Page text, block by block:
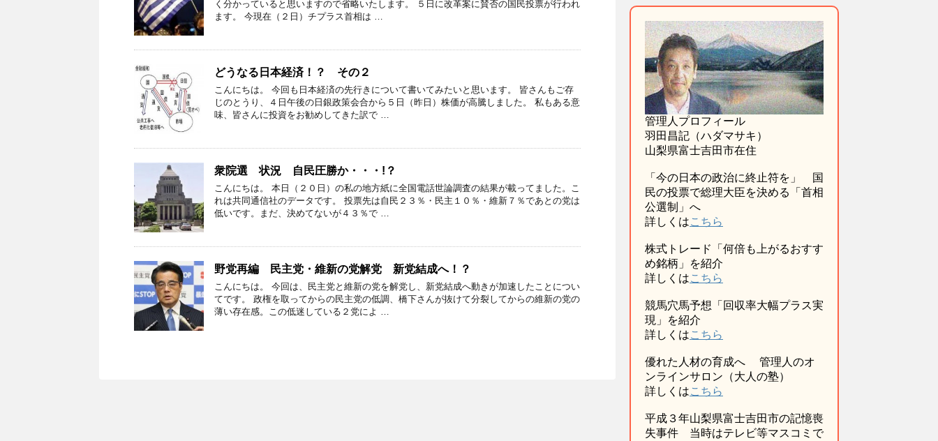
く分かっていると思いますので省略いたします。 ５日に改革案に賛否の国民投票が行われ
ます。 今現在（２日）チプラス首相は …
どうなる日本経済！？ その２
こんにちは。 今回も日本経済の先行きについて書いてみたいと思います。 皆さんもご存
じのとうり、４日午後の日銀政策会合から５日（昨日）株価が高騰しました。 私もある意
味、皆さんに投資をお勧めしてきた訳で …
衆院選 状況 自民圧勝か・・・!？
こんにちは。 本日（２０日）の私の地方紙に全国電話世論調査の結果が載ってました。こ
れは共同通信社のデータです。 投票先は自民２３％・民主１０％・維新７％であとの党は
低いです。まだ、決めてないが４３％で …
野党再編 民主党・維新の党解党 新党結成へ！？
こんにちは。 今回は、民主党と維新の党を解党し、新党結成へ動きが加速したことについ
てです。 政権を取ってからの民主党の低調、橋下さんが抜けて分裂してからの維新の党の
薄い存在感。この低迷している２党によ …
管理人プロフィール
羽田昌記（ハダマサキ）
山梨県富士吉田市在住
「今の日本の政治に終止符を」 国
民の投票で総理大臣を決める「首相
公選制」へ
詳しくはこちら
株式トレード「何倍も上がるおすす
め銘柄」を紹介
詳しくはこちら
競馬穴馬予想「回収率大幅プラス実
現」を紹介
詳しくはこちら
優れた人材の育成へ 管理人のオ
ンラインサロン（大人の塾）
詳しくはこちら
平成３年山梨県富士吉田市の記憶喪
失事件 当時はテレビ等マスコミで